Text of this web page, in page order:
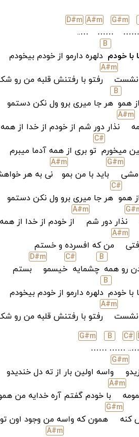
……
G#m
……
A#m
…..
D#m
با خودم
B
دلهره دارمو از خودم بیخودم
نشست
A#m
رفتو با رفتنش قلبه من رو
همو
B
هر جا میری برو ول نکن دستمو
A#m
نذار دور شم از خودم از خدا از همه
میخورم
C#
تو بری از همه آدما میبرم
G#m
باید با من بمو
A#m
نی به هر
همو
C#
هر جا میری برو ول نکن دستمو
G#
نذار دور شم
A#m
از خودم از خدا از همه
A#m
من که افسرده و خستم
رو همه
B
چشمایه
C#
خیسمو
D#m
بستم
با خودم
B
دلهره دارمو از خودم بیخودم
نشست
A#m
رفتو با رفتنش قلبه من رو
…..
C#
……
B
……
G#m
G#m
واسه اولین بار از ته دل خندیدو
A#m
با خودم گفتم آره خدایه من
کنه
G#m
همون که واسه من وجود اون
A#m